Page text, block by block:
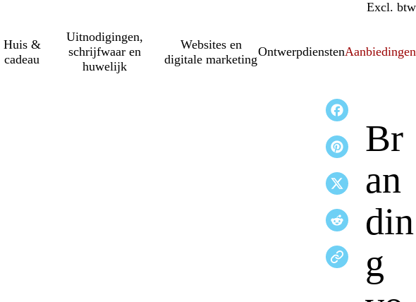
Incl. btw
Excl. btw
Huis &
cadeau
Uitnodigingen,
schrijfwaar en
huwelijk
Websites en
digitale marketing
OntwerpdienstenAanbiedingen
Br
an
din
g